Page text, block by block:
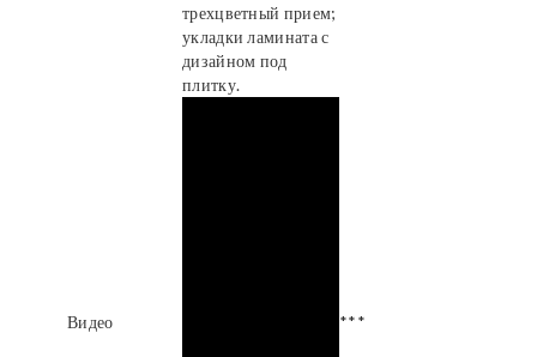
трехцветный прием;
укладки ламината с
дизайном под
плитку.
Видео ***